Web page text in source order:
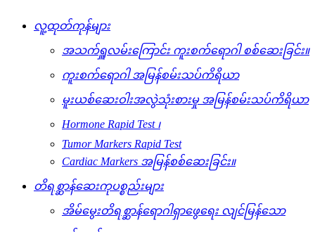
လူ့ထုတ်ကုန်များ
အသက်ရှူလမ်းကြောင်း ကူးစက်ရောဂါ စစ်ဆေးခြင်း။
ကူးစက်ရောဂါ အမြန်စမ်းသပ်ကိရိယာ
မူးယစ်ဆေးဝါးအလွဲသုံးစားမှု အမြန်စမ်းသပ်ကိရိယာ
Hormone Rapid Test ၊
Tumor Markers Rapid Test
Cardiac Markers အမြန်စစ်ဆေးခြင်း။
တိရစ္ဆာန်ဆေးကုပစ္စည်းများ
အိမ်မွေးတိရစ္ဆာန်ရောဂါရှာဖွေရေး လျင်မြန်သော